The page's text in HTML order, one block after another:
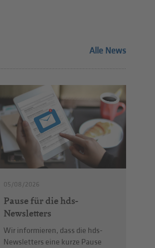
Alle News
05/08/2026
Pause für die hds-
Newsletters
Wir informieren, dass die hds-
Newsletters eine kurze Pause